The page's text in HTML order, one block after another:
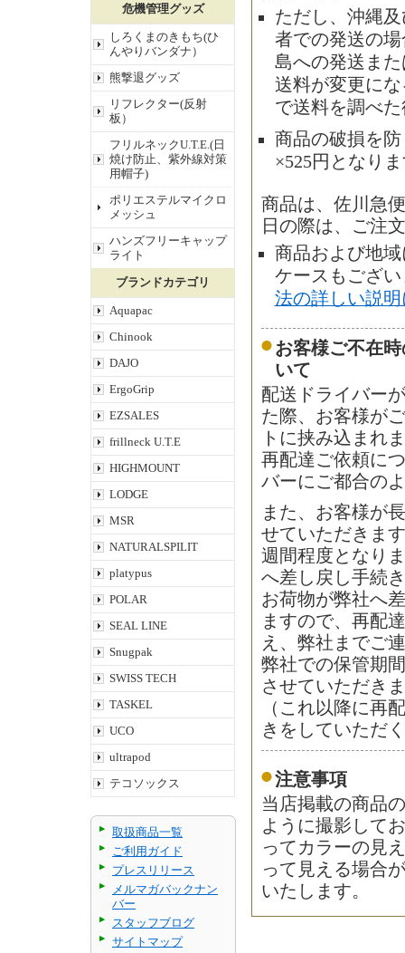
危機管理グッズ
しろくまのきもち(ひ
んやりバンダナ）
熊撃退グッズ
リフレクター(反射
板）
フリルネックU.T.E.(日
焼け防止、紫外線対策
用帽子)
ポリエステルマイクロ
メッシュ
ハンズフリーキャップ
ライト
ブランドカテゴリ
Aquapac
Chinook
DAJO
ErgoGrip
EZSALES
frillneck U.T.E
HIGHMOUNT
LODGE
MSR
NATURALSPILIT
platypus
POLAR
SEAL LINE
Snugpak
SWISS TECH
TASKEL
UCO
ultrapod
テコソックス
取扱商品一覧
ご利用ガイド
プレスリリース
メルマガバックナン
バー
スタッフブログ
サイトマップ
ただし、沖縄
者での発送の
島への発送ま
送料が変更に
で送料を調べ
商品の破損を
×525円となり
商品は、佐川急
日の際は、ご注
商品および地
ケースもござ
法の詳しい説
お客様ご不在
いて
配送ドライバー
た際、お客様が
トに挟み込まれ
再配達ご依頼に
バーにご都合の
また、お客様が
せていただきま
週間程度となり
へ差し戻し手続
お荷物が弊社へ
ますので、再配
え、弊社までご
弊社での保管期
させていただき
（これ以降に再
きをしていただ
注意事項
当店掲載の商品
ように撮影して
ってカラーの見
って見える場合
いたします。